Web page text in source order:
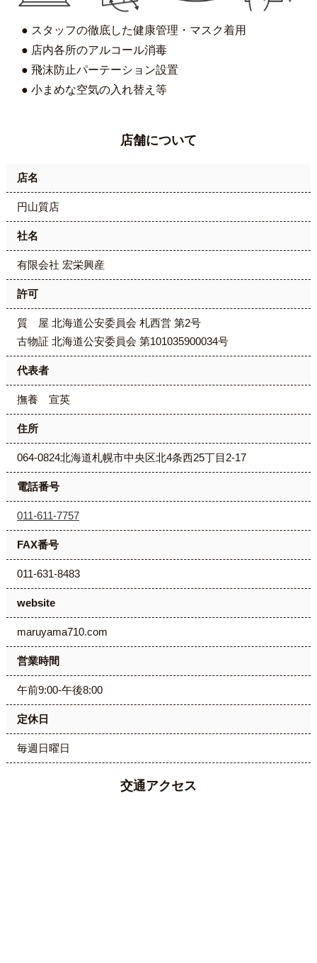
● スタッフの徹底した健康管理・マスク着用
● 店内各所のアルコール消毒
● 飛沫防止パーテーション設置
● 小まめな空気の入れ替え等
店舗について
店名
円山質店
社名
有限会社 宏栄興産
許可
質
屋 北海道公安委員会 札西営 第2号
古物証 北海道公安委員会 第101035900034号
代表者
撫養 宣英
住所
064-0824北海道札幌市中央区北4条西25丁目2-17
電話番号
011-611-7757
FAX番号
011-631-8483
website
maruyama710.com
営業時間
午前9:00-午後8:00
定休日
毎週日曜日
交通アクセス